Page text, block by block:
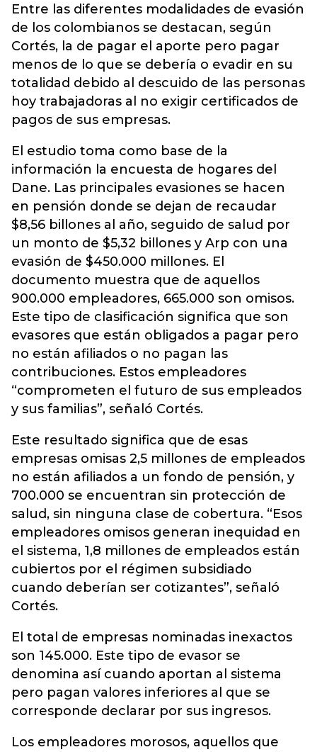
Entre las diferentes modalidades de evasión
de los colombianos se destacan, según
Cortés, la de pagar el aporte pero pagar
menos de lo que se debería o evadir en su
totalidad debido al descuido de las personas
hoy trabajadoras al no exigir certificados de
pagos de sus empresas.
El estudio toma como base de la
información la encuesta de hogares del
Dane. Las principales evasiones se hacen
en pensión donde se dejan de recaudar
$8,56 billones al año, seguido de salud por
un monto de $5,32 billones y Arp con una
evasión de $450.000 millones. El
documento muestra que de aquellos
900.000 empleadores, 665.000 son omisos.
Este tipo de clasificación significa que son
evasores que están obligados a pagar pero
no están afiliados o no pagan las
contribuciones. Estos empleadores
“comprometen el futuro de sus empleados
y sus familias”, señaló Cortés.
Este resultado significa que de esas
empresas omisas 2,5 millones de empleados
no están afiliados a un fondo de pensión, y
700.000 se encuentran sin protección de
salud, sin ninguna clase de cobertura. “Esos
empleadores omisos generan inequidad en
el sistema, 1,8 millones de empleados están
cubiertos por el régimen subsidiado
cuando deberían ser cotizantes”, señaló
Cortés.
El total de empresas nominadas inexactos
son 145.000. Este tipo de evasor se
denomina así cuando aportan al sistema
pero pagan valores inferiores al que se
corresponde declarar por sus ingresos.
Los empleadores morosos, aquellos que